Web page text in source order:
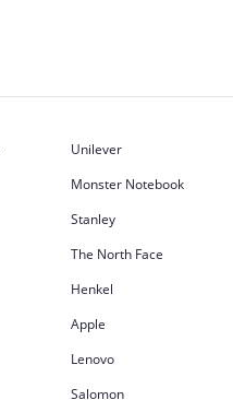
Unilever
Monster Notebook
Stanley
The North Face
Henkel
Apple
Lenovo
Salomon